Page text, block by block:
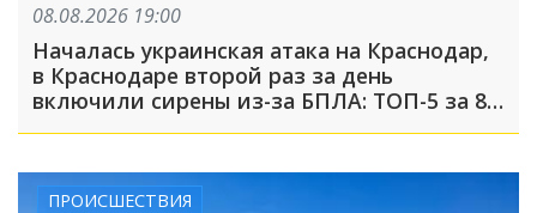
08.08.2026 19:00
Началась украинская атака на Краснодар,
в Краснодаре второй раз за день
включили сирены из-за БПЛА: ТОП-5 за 8
ПРОИСШЕСТВИЯ